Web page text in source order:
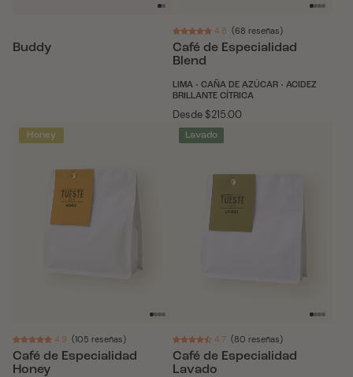
Buddy
4.8 (68 reseñas)
Café de Especialidad
Blend
DesdePrecio
habitual
$215.00
LIMA • CAÑA DE AZÚCAR • ACIDEZ
BRILLANTE CÍTRICA
Honey
4.9 (105 reseñas)
Café de Especialidad
Honey
Lavado
4.7 (80 reseñas)
Café de Especialidad
Lavado